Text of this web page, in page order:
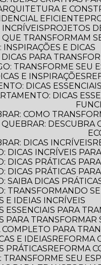
E
EFICIENTE
INCRÍVEIS
PROJETOS
QUE TRANSFORMAM
INSPIRAÇÕES E DICAS
PARA
TRANSFORME SEU
E INSPIRAÇÕES
DICAS
COMO
DICAS INCRÍVEIS
DICAS INCRÍVEIS
DICAS PRÁTICAS
DICAS PRÁTICAS
SAIBA DICAS
TRANSFORMANDO
E IDEIAS INCRÍVEIS
ESSENCIAIS PARA
PARA TRANSFORMAR
PARA
E IDEIAS
PRÁTICAS
REFORMA
TRANSFORME SEU